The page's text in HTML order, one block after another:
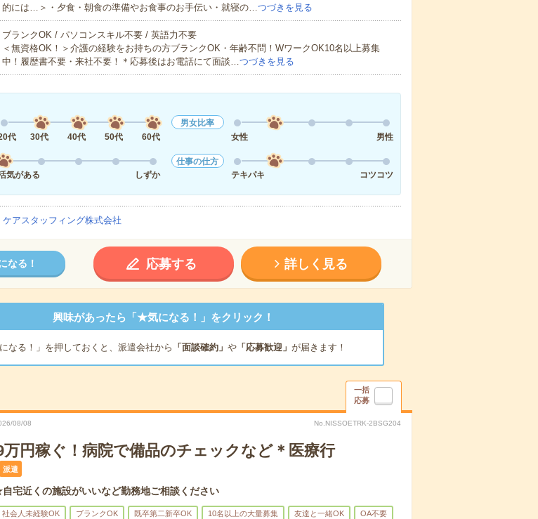
的には…＞・夕食・朝食の準備やお食事のお手伝い・就寝の…つづきを見る
ブランクOK / パソコンスキル不要 / 英語力不要
＜無資格OK！＞介護の経験をお持ちの方ブランクOK・年齢不問！WワークOK10名以上募集
中！履歴書不要・来社不要！＊応募後はお電話にて面談…つづきを見る
代
30代 40代 50代 60代
男女比率
女性
男性
気がある
しずか
仕事の仕方
テキパキ
コツコツ
ケアスタッフィング株式会社
なる！ 応募する 詳しく見る
興味があったら「★気になる！」をクリック！
になる！」を押しておくと、派遣会社から 「面談確約」 や「応募歓迎」 が届きます！
一括
応募
08/08 No.NISSOETRK-2BSG204
円稼ぐ！病院で備品のチェックなど＊医療行
派遣
宅近くの施設がいいなど勤務地ご相談ください
社会人未経験OK ブランクOK 既卒第二新卒OK 10名以上の大量募集 友達と一緒OK OA不要